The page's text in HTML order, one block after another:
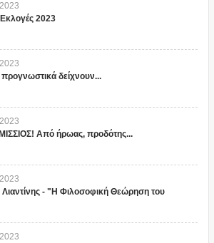
2023
2023
2023
δείχνουν...
2023
Από ήρωας, προδότης...
2023
- "Η Φιλοσοφική Θεώρηση του
2023